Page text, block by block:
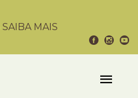
SAIBA MAIS